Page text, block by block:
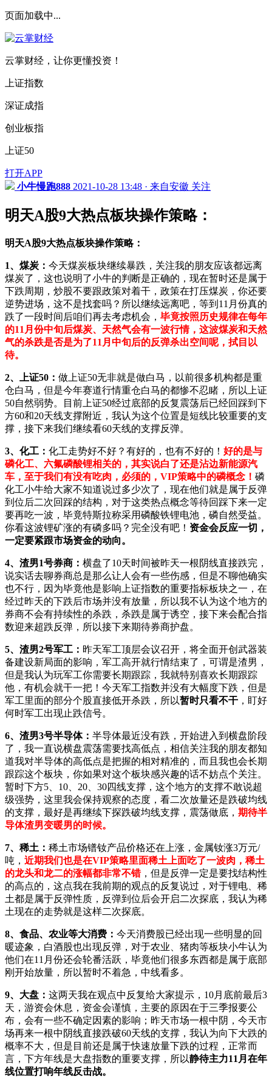
页面加载中...
云掌财经，让你更懂投资！
上证指数
深证成指
创业板指
上证50
打开APP
小牛慢跑888 2021-10-28 13:48 · 来自安徽 关注
明天A股9大热点板块操作策略：
明天A股9大热点板块操作策略：
1、煤炭： 今天煤炭板块继续暴跌，关注我的朋友应该都远离
煤炭了，这也说明了小牛的判断是正确的，现在暂时还是属于
下跌周期，炒股不要跟政策对着干，政策在打压煤炭，你还要
逆势进场，这不是找套吗？所以继续远离吧，等到11月份真的
跌了一段时间后咱们再去考虑机会， 毕竟按照历史规律在每年
的11月份中旬后煤炭、天然气会有一波行情，这波煤炭和天然
气的杀跌是否是为了11月中旬后的反弹杀出空间呢，拭目以
待。
2、上证50： 做上证50无非就是做白马，以前很多机构都是重
仓白马，但是今年赛道行情重仓白马的都惨不忍睹，所以上证
50自然弱势。目前上证50经过底部的反复震荡后已经回踩到下
方60和20天线支撑附近，我认为这个位置是短线比较重要的支
撑，接下来我们继续看60天线的支撑反弹。
3、化工： 化工走势好不好？有好的，也有不好的！ 好的是与
磷化工、六氟磷酸锂相关的，其实说白了还是沾边新能源汽
车，至于我们有没有吃肉，必须的，VIP策略中的磷概念！ 磷
化工小牛给大家不知道说过多少次了，现在他们就是属于反弹
到位后二次回踩的结构，对于这类热点概念等待回踩下来一定
要再吃一波，毕竟特斯拉称采用磷酸铁锂电池，磷自然受益。
你看这波锂矿涨的有磷多吗？完全没有吧！ 资金会反应一切，
一定要紧跟市场资金的动向。
4、渣男1号券商 ： 横盘了10天时间被昨天一根阴线直接跌完，
说实话去聊券商总是那么让人会有一些伤感，但是不聊他确实
也不行，因为毕竟他是影响上证指数的重要指标板块之一，在
经过昨天的下跌后市场并没有放量，所以我不认为这个地方的
券商不会有持续性的杀跌，杀跌是属于诱空，接下来会配合指
数迎来超跌反弹，所以接下来期待券商护盘。
5、渣男2号军工： 昨天军工顶层会议召开，将全面开创武器装
备建设新局面的影响，军工高开就行情结束了，可谓是渣男，
但是我认为玩军工你需要长期跟踪，我就特别喜欢长期跟踪
他，有机会就干一把！今天军工指数并没有大幅度下跌，但是
军工里面的部分个股直接低开杀跌，所以暂时只看不干 ，盯好
何时军工出现止跌信号。
6、渣男3号半导体： 半导体最近没有跌，开始进入到横盘阶段
了，我一直说横盘震荡需要找高低点，相信关注我的朋友都知
道我对半导体的高低点是把握的相对精准的，而且我也会长期
跟踪这个板块，你如果对这个板块感兴趣的话不妨点个关注。
暂时下方5、10、20、30四线支撑，这个地方的支撑不敢说超
级强势，这里我会保持观察的态度，看二次放量还是跌破均线
的支撑，最好是再继续下探跌破均线支撑，震荡做底， 期待半
导体渣男变暖男的时候。
7、稀土： 稀土市场镨钕产品价格还在上涨，金属钕涨3万元/
吨， 近期我们也是在VIP策略里面稀土上面吃了一波肉，稀土
的龙头和龙二的涨幅都非常不错，但是反弹一定是要找结构性
的高点的，这点我在我前期的观点的反复说过，对于锂电、稀
土都是属于反弹性质，反弹到位后会开启二次探底，我认为稀
土现在的走势就是这样二次探底。
8、食品、农业等大消费： 今天消费股已经出现一些明显的回
暖迹象，白酒股也出现反弹，对于农业、猪肉等板块小牛认为
他们在11月份还会轮番活跃，毕竟他们很多东西都是属于底部
刚开始放量，所以暂时不着急，中线看多。
9、大盘： 这两天我在观点中反复给大家提示，10月底前最后3
天，游资会休息，资金会谨慎，主要的原因在于三季报要公
布，会有一些不确定因素的影响；昨天市场一根中阴，今天市
场再来一根中阴线直接跌破60天线的支撑，我认为向下大跌的
概率不大，但是目前还是属于快速放量下跌的过程，正常而
言，下方年线是大盘指数的重要支撑，所以静待主力11月在年
线位置打响年线反击战。